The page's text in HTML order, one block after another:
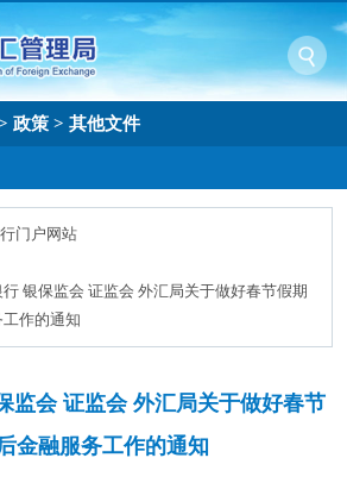
政策 >其他文件
门户网站
银保监会 证监会 外汇局关于做好春节假期
作的通知
监会 证监会 外汇局关于做好春节
金融服务工作的通知